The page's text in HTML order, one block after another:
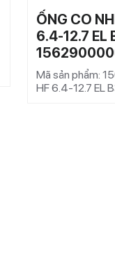
ỐNG CO
6.4-12.7 EL
Mã sản phẩm:
HF 6.4-12.7 EL